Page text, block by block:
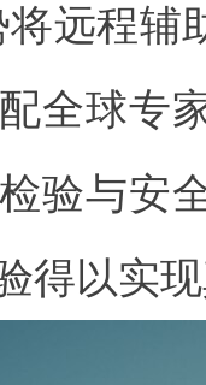
远程辅
全球专
验与安
得以实